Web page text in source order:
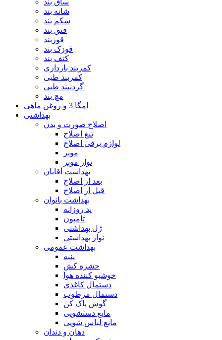
ساق بند
شانه بند
شکم بند
فتق بند
قوزبند
قوزک بند
کتف بند
کمربند بارداری
کمربند طبی
گردنبند طبی
مچ بند
امگا 3 و روغن ماهی
بهداشتی
اصلاح صورت و بدن
تیغ اصلاح
لوازم برقی اصلاح
موبر
نوار موبر
بهداشت آقایان
بعد از اصلاح
قبل از اصلاح
بهداشت بانوان
پد روزانه
تامپون
ژل بهداشتی
نوار بهداشتی
بهداشت عمومی
پنبه
حشره کش
خوشبو کننده هوا
دستمال کاغذی
دستمال مرطوب
گوش پاک کن
مایع دستشویی
مایع لباس شویی
دهان و دندان